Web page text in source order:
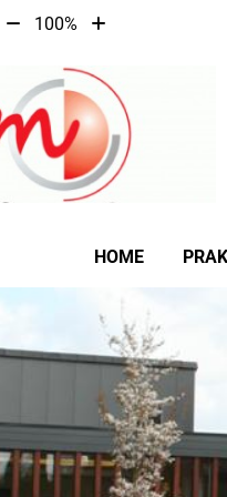
Tekst
10%
100%
Tekst
met
10%
HOME